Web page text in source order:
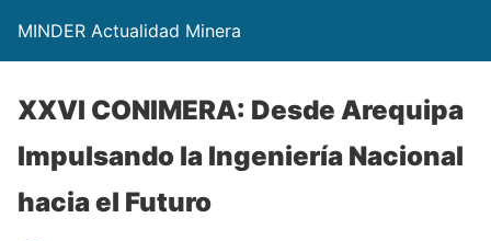
MINDER Actualidad Minera
XXVI CONIMERA: Desde Arequipa
Impulsando la Ingeniería Nacional
hacia el Futuro